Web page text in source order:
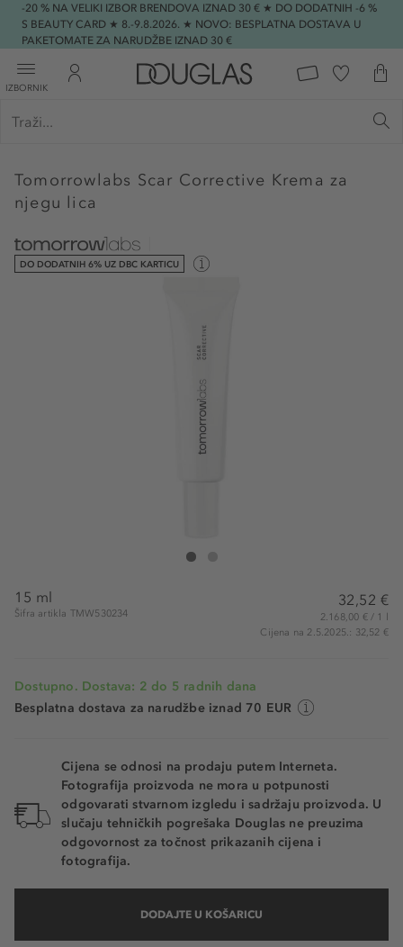
-20 % NA VELIKI IZBOR BRENDOVA IZNAD 30 € ★ DO DODATNIH -6 %
S BEAUTY CARD ★ 8.-9.8.2026. ★ NOVO: BESPLATNA DOSTAVA U
PAKETOMATE ZA NARUDŽBE IZNAD 30 €
IZBORNIK
Tomorrowlabs Scar Corrective Krema za
njegu lica
DO DODATNIH 6% UZ DBC KARTICU
Tomorrowlabs Scar Corrective
15 ml
Šifra artikla TMW530234
32,52 €
2.168,00 € / 1 l
Cijena na 2.5.2025.: 32,52 €
Dostupno. Dostava: 2 do 5 radnih dana
Besplatna dostava za narudžbe iznad 70 EUR
Cijena se odnosi na prodaju putem Interneta.
Fotografija proizvoda ne mora u potpunosti
odgovarati stvarnom izgledu i sadržaju proizvoda. U
slučaju tehničkih pogrešaka Douglas ne preuzima
odgovornost za točnost prikazanih cijena i
fotografija.
DODAJTE U KOŠARICU